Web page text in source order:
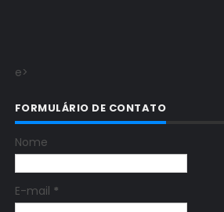
e>
FORMULÁRIO DE CONTATO
Nome
E-mail *